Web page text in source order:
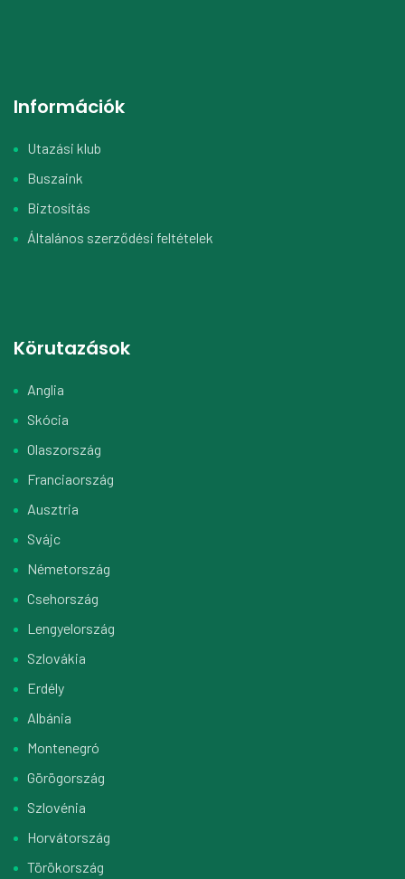
Információk
Utazási klub
Buszaink
Biztosítás
Általános szerződési feltételek
Körutazások
Anglia
Skócia
Olaszország
Franciaország
Ausztria
Svájc
Németország
Csehország
Lengyelország
Szlovákia
Erdély
Albánia
Montenegró
Görögország
Szlovénia
Horvátország
Törökország